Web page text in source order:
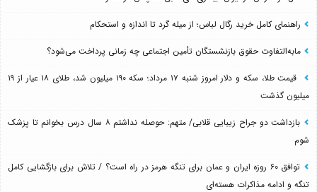
راهنمای کامل خرید رگال لباس؛ از میله گرد تا اندازه و استحکام
مابه‌التفاوت حقوق بازنشستگان تأمین اجتماعی چه زمانی پرداخت می‌شود؟
قیمت طلا، سکه و دلار امروز شنبه ۱۷ مرداد؛ سکه ۱۹۰ میلیون شد، طلای ۱۸ عیار از ۱۹
میلیون گذشت
بازداشت دو جراح زیبایی قلابی/ متهم: حوصله نداشتم ۸ سال درس بخوانم تا پزشک
شوم
توافق ۶۰ روزه ایران و عمان برای تنگه هرمز در راه است؟ / تلاش برای بازگشایی کامل
تنگه و ادامه مذاکرات هسته‌ای